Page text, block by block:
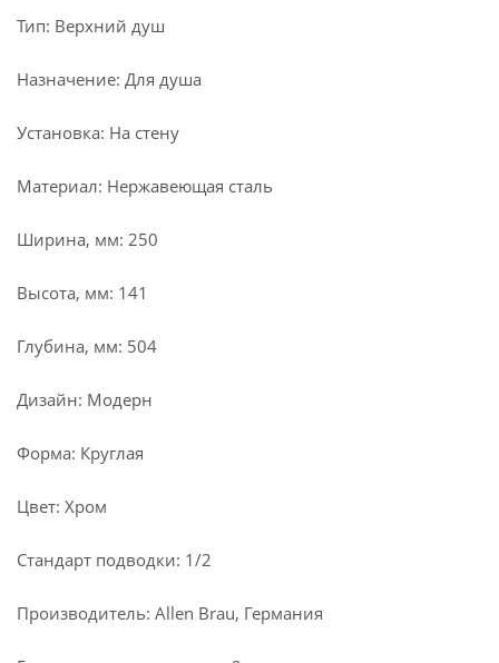
Тип: Верхний душ
Назначение: Для душа
Установка: На стену
Материал: Нержавеющая сталь
Ширина, мм: 250
Высота, мм: 141
Глубина, мм: 504
Дизайн: Модерн
Форма: Круглая
Цвет: Хром
Стандарт подводки: 1/2
Производитель: Allen Brau, Германия